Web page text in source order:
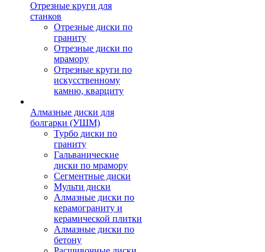
Отрезные круги для
станков
Отрезные диски по
граниту
Отрезные диски по
мрамору
Отрезные круги по
искусственному
камню, кварциту
Алмазные диски для
болгарки (УШМ)
Турбо диски по
граниту
Гальванические
диски по мрамору
Сегментные диски
Мульти диски
Алмазные диски по
керамограниту и
керамической плитки
Алмазные диски по
бетону